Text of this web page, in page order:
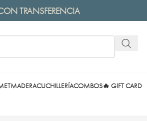
TRANSFERENCIA
MADERACUCHILLERÍACOMBOS🔥 GIFT CARD